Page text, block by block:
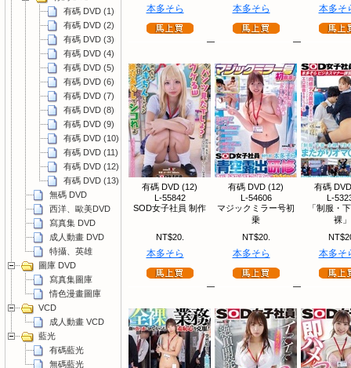
有碼 DVD (1)
有碼 DVD (2)
有碼 DVD (3)
有碼 DVD (4)
有碼 DVD (5)
有碼 DVD (6)
有碼 DVD (7)
有碼 DVD (8)
有碼 DVD (9)
有碼 DVD (10)
有碼 DVD (11)
有碼 DVD (12)
有碼 DVD (13)
無碼 DVD
西洋、歐美DVD
寫真集 DVD
成人動畫 DVD
特攝、英雄
圖庫 DVD
寫真集圖庫
情色漫畫圖庫
VCD
成人動畫 VCD
藍光
有碼藍光
無碼藍光
本多そら 本多そら 本多そ
有碼 DVD (12)
L-55842
SOD女子社員 制作
NT$20.
本多そら
有碼 DVD (12)
L-54606
マジックミラー号初
乗
NT$20.
本多そら
有碼
L-
「制服・
裸」
本多そ